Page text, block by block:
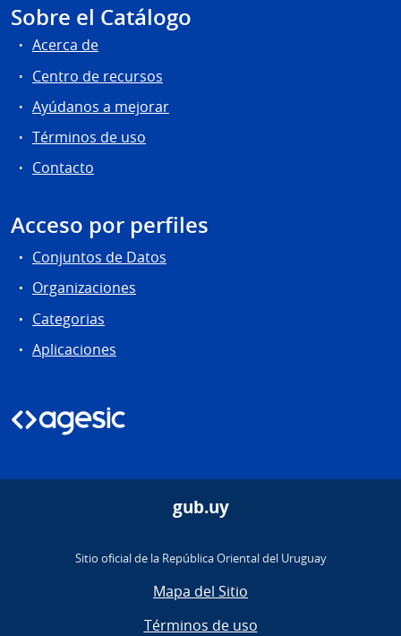
Sobre el Catálogo
Acerca de
Centro de recursos
Ayúdanos a mejorar
Términos de uso
Contacto
Acceso por perfiles
Conjuntos de Datos
Organizaciones
Categorias
Aplicaciones
gub.uy
Sitio oficial de la República Oriental del Uruguay
Mapa del Sitio
Términos de uso